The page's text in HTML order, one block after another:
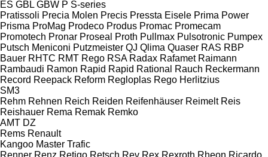
ES GBL GBW P S-series
Pratissoli Precia Molen Precis Pressta Eisele Prima Power
Prisma ProMag Prodeco Produs Promac Promecam
Promotech Pronar Proseal Proth Pullmax Pulsotronic Pumpex
Putsch Meniconi Putzmeister QJ Qlima Quaser RAS RBP
Bauer RHTC RMT Rego RSA Radax Rafamet Raimann
Rambaudi Ramon Rapid Rapid Rational Rauch Reckermann
Record Reepack Reform Regloplas Rego Herlitzius
SM3
Rehm Rehnen Reich Reiden Reifenhäuser Reimelt Reis
Reishauer Rema Remak Remko
AMT DZ
Rems Renault
Kangoo Master Trafic
Renner Renz Retigo Retsch Rev Rex Rexroth Rheon Ricardo